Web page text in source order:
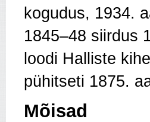
kogudus, 1934.
1845–48 siirdus
loodi Halliste
pühitseti 1875.
Mõisad